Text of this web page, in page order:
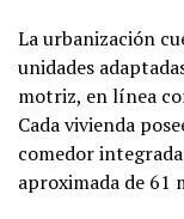
La urbanización
unidades
motriz, en línea
Cada vivienda
comedor
aproximada de 61